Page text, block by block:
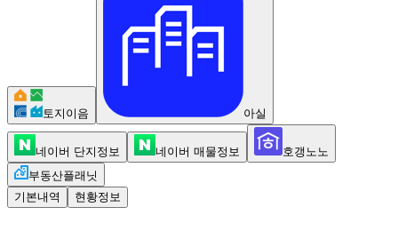
토지이음 아실
네이버 단지정보 네이버 매물정보
호갱노노
부동산플래닛
기본내역
현황정보